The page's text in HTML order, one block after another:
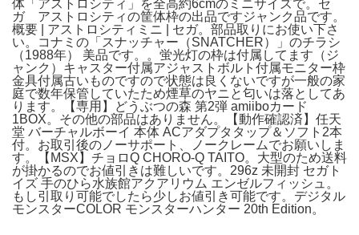
体「アストロシティ」を全高約6cmのミニサイズで。セ
ガ アストロシティの筐体枠の出品ですジャンク品です。
概要 | アストロシティミニ | セガ。部品取りにお使い下さ
い。コナミの「スナッチャー（SNATCHER）」のチラシ
（1988年） 美品です。。蛍光灯の枠は付属してます（ジ
ャンク）キャスター付属アジャストボルト付属モニター枠
金具付属古いものですので状態は良くないですが一般の家
庭で数年保管していたため煙草のヤニと匂いは落としてあ
ります。【専用】どうぶつの森 第2弾 amiiboカード
1BOX。その他の部品はありません。【動作確認済】任天
堂 バーチャルボーイ 本体 ACアダプタタップ＆ソフト2本
付。お取引後のノーサポート、ノークレームでお願いしま
す。【MSX】チョロQ CHORO-Q TAITO。大型のため送料
が掛かるのでお値引きは難しいです。296z 未開封 セガト
イズ 手のひら水族館アクアリウム エンゼルフィッシュ。
もし引取り可能でしたら少しお値引き可能です。デジタル
モンスターCOLOR モンスターハンター 20th Edition。